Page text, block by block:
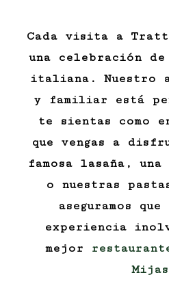
Cada visita a
una celebración
italiana. Nuestro
y familiar está
te sientas como
que vengas a
famosa lasaña,
o nuestras
aseguramos
experiencia
mejor
Mijas